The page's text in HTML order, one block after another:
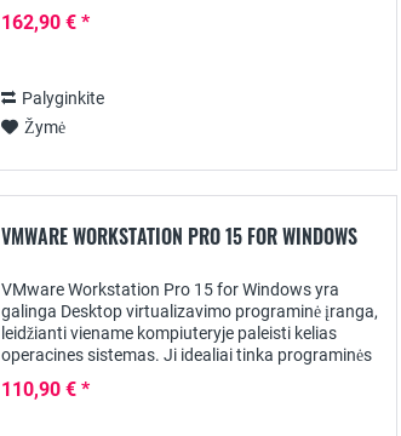
162,90 € *
Palyginkite
Žymė
VMWARE WORKSTATION PRO 15 FOR WINDOWS
VMware Workstation Pro 15 for Windows yra
galinga Desktop virtualizavimo programinė įranga,
leidžianti viename kompiuteryje paleisti kelias
operacines sistemas. Ji idealiai tinka programinės
110,90 € *